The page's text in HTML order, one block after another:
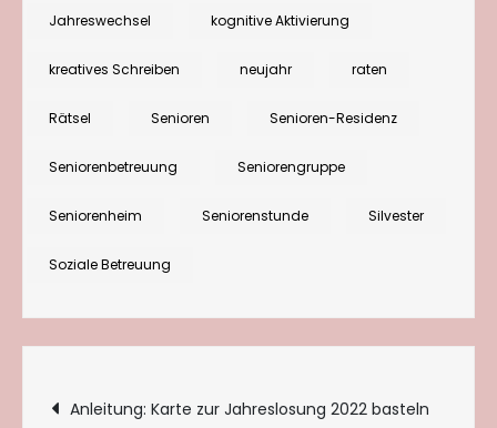
Jahresanfang
Jahreswechsel kognitive Aktivierung
kreatives Schreiben neujahr raten
Rätsel Senioren Senioren-Residenz
Seniorenbetreuung Seniorengruppe
Seniorenheim Seniorenstunde Silvester
Soziale Betreuung
Beitragsnavigation
Anleitung: Karte zur Jahreslosung 2022 basteln